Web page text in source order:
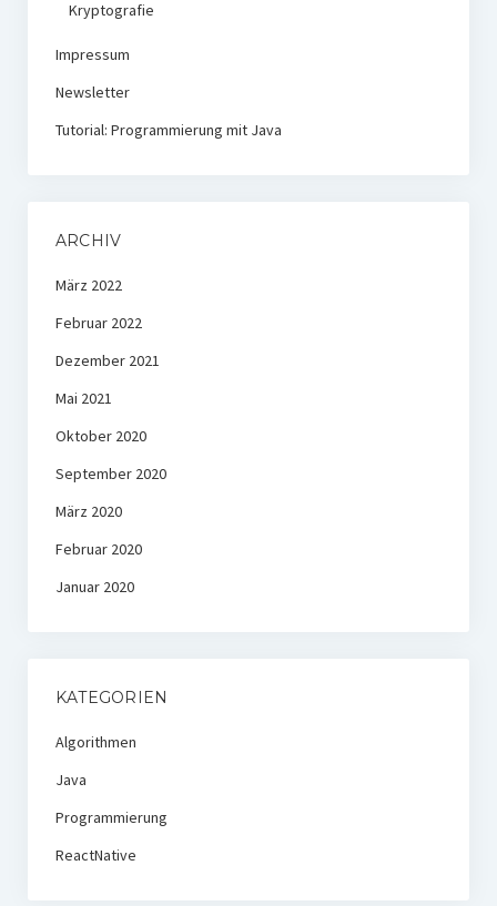
Kryptografie
Impressum
Newsletter
Tutorial: Programmierung mit Java
ARCHIV
März 2022
Februar 2022
Dezember 2021
Mai 2021
Oktober 2020
September 2020
März 2020
Februar 2020
Januar 2020
KATEGORIEN
Algorithmen
Java
Programmierung
ReactNative